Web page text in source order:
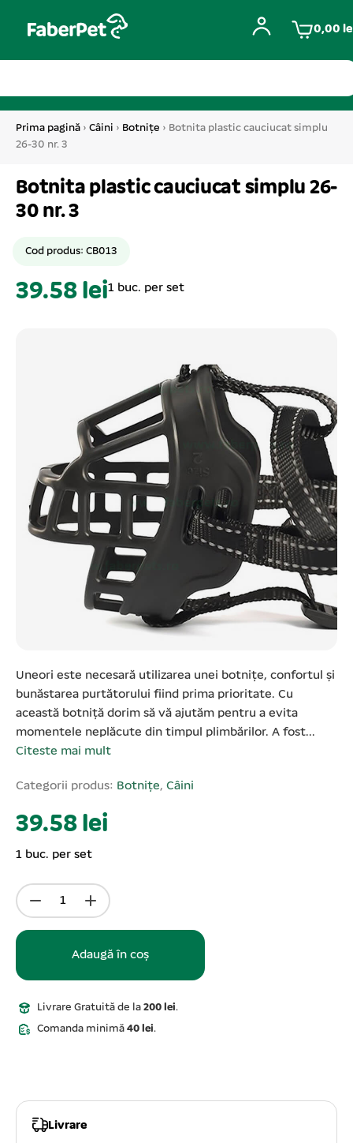
0,00
Prima pagină › Câini › Botnițe › Botnita plastic cauciucat simplu
26-30 nr. 3
Botnita plastic cauciucat simplu 26-
30 nr. 3
Cod produs: CB013
39.58 lei1 buc. per set
Uneori este necesară utilizarea unei botnițe, confortul și
bunăstarea purtătorului fiind prima prioritate. Cu
această botniță dorim să vă ajutăm pentru a evita
momentele neplăcute din timpul plimbărilor. A fost...
Citeste mai mult
Categorii produs: Botnițe, Câini
39.58 lei
1 buc. per set
Adaugă în coș
Livrare Gratuită de la 200 lei.
Comanda minimă 40 lei.
Livrare